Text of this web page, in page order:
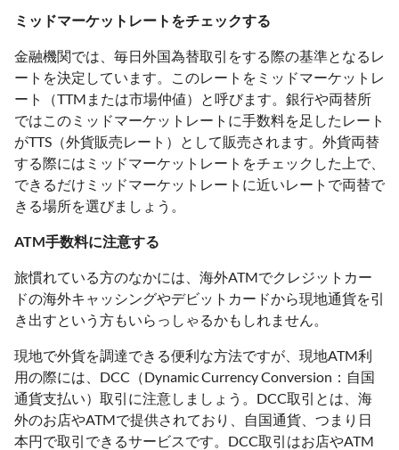
ミッドマーケットレートをチェックする
金融機関では、毎日外国為替取引をする際の基準となるレ
ートを決定しています。このレートをミッドマーケットレ
ート（TTMまたは市場仲値）と呼びます。銀行や両替所
ではこのミッドマーケットレートに手数料を足したレート
がTTS（外貨販売レート）として販売されます。外貨両替
する際にはミッドマーケットレートをチェックした上で、
できるだけミッドマーケットレートに近いレートで両替で
きる場所を選びましょう。
ATM手数料に注意する
旅慣れている方のなかには、海外ATMでクレジットカー
ドの海外キャッシングやデビットカードから現地通貨を引
き出すという方もいらっしゃるかもしれません。
現地で外貨を調達できる便利な方法ですが、現地ATM利
用の際には、DCC（Dynamic Currency Conversion：自国
通貨支払い）取引に注意しましょう。DCC取引とは、海
外のお店やATMで提供されており、自国通貨、つまり日
本円で取引できるサービスです。DCC取引はお店やATM